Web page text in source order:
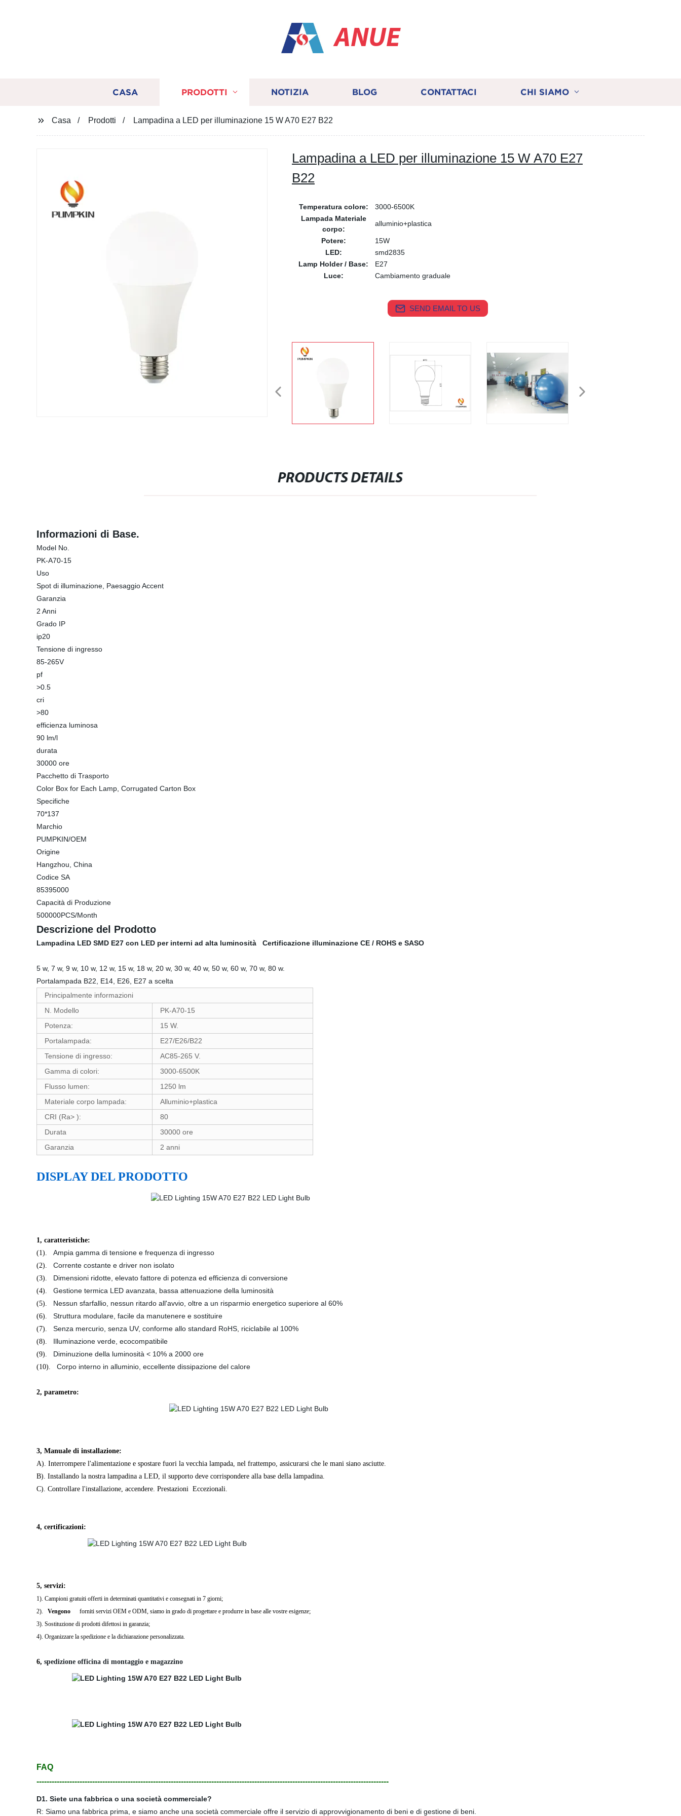
ANUE
CASA PRODOTTI NOTIZIA BLOG CONTATTACI CHI SIAMO
Casa Prodotti Lampadina a LED per illuminazione 15 W A70 E27 B22
Lampadina a LED per illuminazione 15 W A70 E27
B22
Temperatura colore:
3000-6500K
Lampada Materiale
corpo:
alluminio+plastica
Potere:
15W
LED:
smd2835
Lamp Holder / Base:
E27
Luce:
Cambiamento graduale
SEND EMAIL TO US
PRODUCTS DETAILS
Informazioni di Base.
Model No.
PK-A70-15
Uso
Spot di illuminazione, Paesaggio Accent
Garanzia
2 Anni
Grado IP
ip20
Tensione di ingresso
85-265V
pf
>0.5
cri
>80
efficienza luminosa
90 lm/l
durata
30000 ore
Pacchetto di Trasporto
Color Box for Each Lamp, Corrugated Carton Box
Specifiche
70*137
Marchio
PUMPKIN/OEM
Origine
Hangzhou, China
Codice SA
85395000
Capacità di Produzione
500000PCS/Month
Descrizione del Prodotto
Lampadina LED SMD E27 con LED per interni ad alta luminosità Certificazione illuminazione CE / ROHS e SASO
5 w, 7 w, 9 w, 10 w, 12 w, 15 w, 18 w, 20 w, 30 w, 40 w, 50 w, 60 w, 70 w, 80 w.
Portalampada B22, E14, E26, E27 a scelta
Principalmente informazioni
N. Modello
PK-A70-15
Potenza:
15 W.
Portalampada:
E27/E26/B22
Tensione di ingresso:
AC85-265 V.
Gamma di colori:
3000-6500K
Flusso lumen:
1250 lm
Materiale corpo lampada:
Alluminio+plastica
CRI (Ra> ):
80
Durata
30000 ore
Garanzia
2 anni
DISPLAY DEL PRODOTTO
1, caratteristiche:
(1). Ampia gamma di tensione e frequenza di ingresso
(2). Corrente costante e driver non isolato
(3). Dimensioni ridotte, elevato fattore di potenza ed efficienza di conversione
(4). Gestione termica LED avanzata, bassa attenuazione della luminosità
(5). Nessun sfarfallio, nessun ritardo all'avvio, oltre a un risparmio energetico superiore al 60%
(6). Struttura modulare, facile da manutenere e sostituire
(7). Senza mercurio, senza UV, conforme allo standard RoHS, riciclabile al 100%
(8). Illuminazione verde, ecocompatibile
(9). Diminuzione della luminosità < 10% a 2000 ore
(10). Corpo interno in alluminio, eccellente dissipazione del calore
2, parametro:
3, Manuale di installazione:
A). Interrompere l'alimentazione e spostare fuori la vecchia lampada, nel frattempo, assicurarsi che le mani siano asciutte.
B). Installando la nostra lampadina a LED, il supporto deve corrispondere alla base della lampadina.
C). Controllare l'installazione, accendere. Prestazioni Eccezionali.
4, certificazioni:
5, servizi:
1). Campioni gratuiti offerti in determinati quantitativi e consegnati in 7 giorni;
2).
Vengono
forniti servizi OEM e ODM, siamo in grado di progettare e produrre in base alle vostre esigenze;
3). Sostituzione di prodotti difettosi in garanzia;
4). Organizzare la spedizione e la dichiarazione personalizzata.
6, spedizione officina di montaggio e magazzino
FAQ
-------------------------------------------------------------------------------------------------------------------------------------------
D1. Siete una fabbrica o una società commerciale?
R: Siamo una fabbrica prima, e siamo anche una società commerciale offre il servizio di approvvigionamento di beni e di gestione di beni.